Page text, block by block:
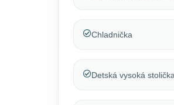
Chladnička
Detská vysoká stolička